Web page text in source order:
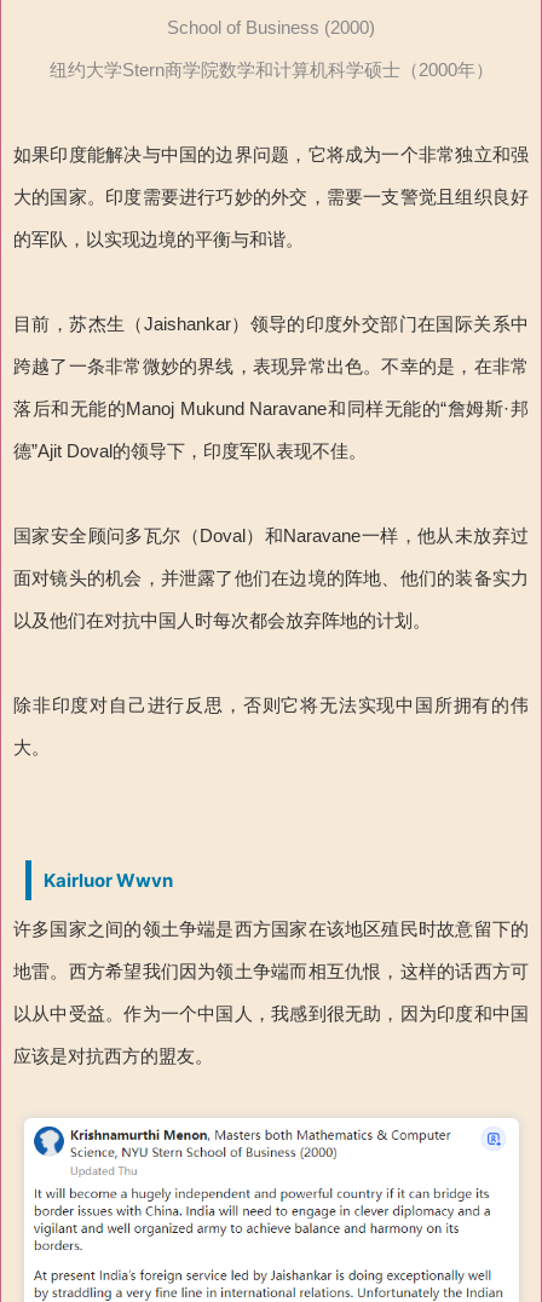
School of Business (2000)
纽约大学Stern商学院数学和计算机科学硕士（2000年）
如果印度能解决与中国的边界问题，它将成为一个非常独立和强
大的国家。印度需要进行巧妙的外交，需要一支警觉且组织良好
的军队，以实现边境的平衡与和谐。
目前，苏杰生（Jaishankar）领导的印度外交部门在国际关系中
跨越了一条非常微妙的界线，表现异常出色。不幸的是，在非常
落后和无能的Manoj Mukund Naravane和同样无能的“詹姆斯·邦
德”Ajit Doval的领导下，印度军队表现不佳。
国家安全顾问多瓦尔（Doval）和Naravane一样，他从未放弃过
面对镜头的机会，并泄露了他们在边境的阵地、他们的装备实力
以及他们在对抗中国人时每次都会放弃阵地的计划。
除非印度对自己进行反思，否则它将无法实现中国所拥有的伟
大。
Kairluor Wwvn
许多国家之间的领土争端是西方国家在该地区殖民时故意留下的
地雷。西方希望我们因为领土争端而相互仇恨，这样的话西方可
以从中受益。作为一个中国人，我感到很无助，因为印度和中国
应该是对抗西方的盟友。